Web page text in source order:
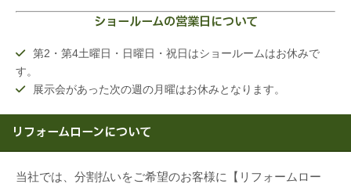
ショールームの営業日について
第2・第4土曜日・日曜日・祝日はショールームはお休みで
す。
展示会があった次の週の月曜はお休みとなります。
リフォームローンについて
当社では、分割払いをご希望のお客様に【リフォームロー